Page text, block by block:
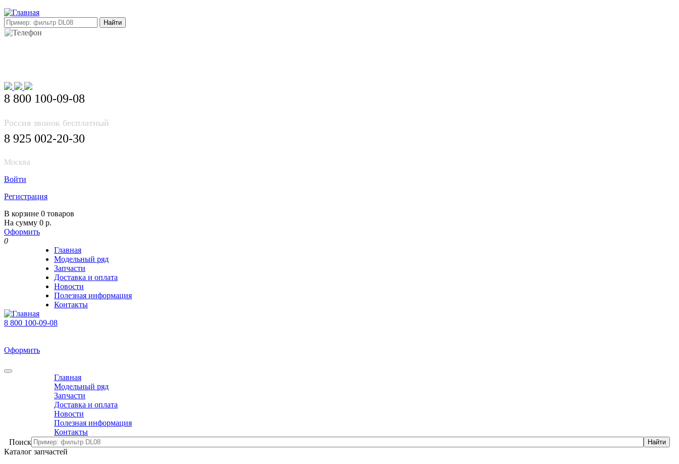
8 800 100-09-08
Россия звонок бесплатный
8 925 002-20-30
Москва
Войти
Регистрация
В корзине 0 товаров
На сумму 0 р.
Оформить
0
Главная
Модельный ряд
Запчасти
Доставка и оплата
Новости
Полезная информация
Контакты
8 800 100-09-08
Оформить
Главная
Модельный ряд
Запчасти
Доставка и оплата
Новости
Полезная информация
Контакты
Поиск
Каталог запчастей